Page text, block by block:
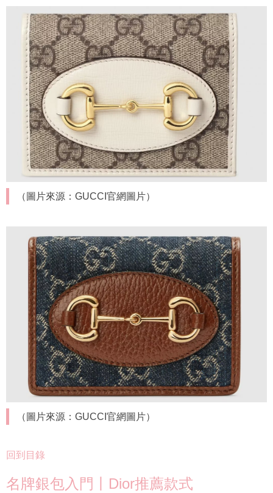
（圖片來源：GUCCI官網圖片）
（圖片來源：GUCCI官網圖片）
回到目錄
名牌銀包入門丨Dior推薦款式